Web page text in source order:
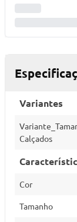
Variantes
Calçados
Cor
Tamanho